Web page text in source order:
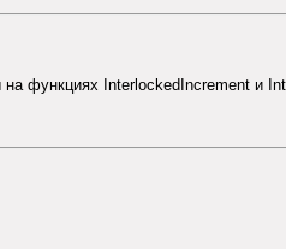
функциях InterlockedIncrement и